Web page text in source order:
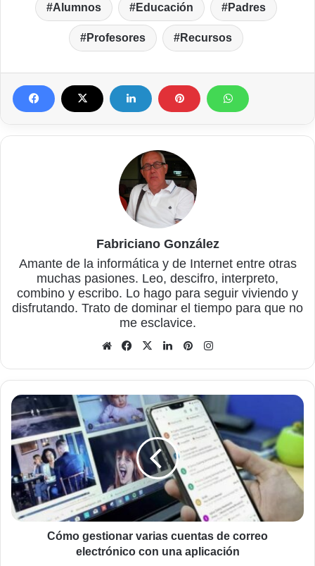
Alumnos Educación Padres
Profesores Recursos
Fabriciano González
Amante de la informática y de Internet entre otras
muchas pasiones. Leo, descifro, interpreto,
combino y escribo. Lo hago para seguir viviendo y
disfrutando. Trato de dominar el tiempo para que no
me esclavice.
Sitio
Facebook
X LinkedInPinterest
Cómo
gestionar
varias
cuentas
de
correo
electrónico
con
una
aplicaciónCómo gestionar varias cuentas de correo
electrónico con una aplicación